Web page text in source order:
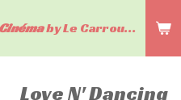
by Le Carrousel du livre
Love N' Dancing